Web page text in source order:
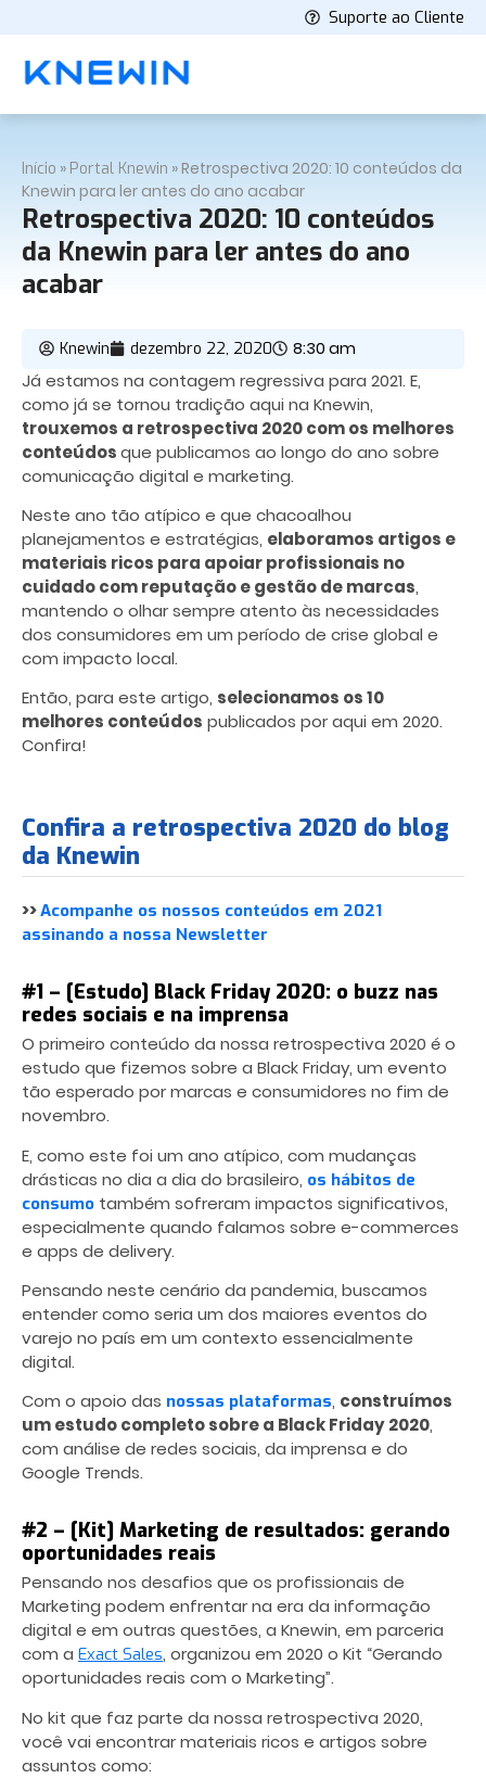
Suporte ao Cliente
Início » Portal Knewin »Retrospectiva 2020: 10 conteúdos da
Knewin para ler antes do ano acabar
Retrospectiva 2020: 10 conteúdos
da Knewin para ler antes do ano
acabar
Knewin dezembro 22, 2020 8:30 am
Já estamos na contagem regressiva para 2021. E,
como já se tornou tradição aqui na Knewin,
trouxemos a retrospectiva 2020 com os melhores
conteúdosque publicamos ao longo do ano sobre
comunicação digital e marketing.
Neste ano tão atípico e que chacoalhou
planejamentos e estratégias, elaboramos artigos e
materiais ricos para apoiar profissionais no
cuidado com reputação e gestão de marcas,
mantendo o olhar sempre atento às necessidades
dos consumidores em um período de crise global e
com impacto local.
Então, para este artigo, selecionamos os 10
melhores conteúdos publicados por aqui em 2020.
Confira!
Confira a retrospectiva 2020 do blog
da Knewin
>>Acompanhe os nossos conteúdos em 2021
assinando a nossa Newsletter
#1 – [Estudo] Black Friday 2020: o buzz nas
redes sociais e na imprensa
O primeiro conteúdo da nossa retrospectiva 2020 é o
estudo que fizemos sobre a Black Friday, um evento
tão esperado por marcas e consumidores no fim de
novembro.
E, como este foi um ano atípico, com mudanças
drásticas no dia a dia do brasileiro, os hábitos de
consumo também sofreram impactos significativos,
especialmente quando falamos sobre e-commerces
e apps de delivery.
Pensando neste cenário da pandemia, buscamos
entender como seria um dos maiores eventos do
varejo no país em um contexto essencialmente
digital.
Com o apoio das nossas plataformas, construímos
um estudo completo sobre a Black Friday 2020,
com análise de redes sociais, da imprensa e do
Google Trends.
#2 – [Kit] Marketing de resultados: gerando
oportunidades reais
Pensando nos desafios que os profissionais de
Marketing podem enfrentar na era da informação
digital e em outras questões, a Knewin, em parceria
com a Exact Sales, organizou em 2020 o Kit “Gerando
oportunidades reais com o Marketing”.
No kit que faz parte da nossa retrospectiva 2020,
você vai encontrar materiais ricos e artigos sobre
assuntos como: